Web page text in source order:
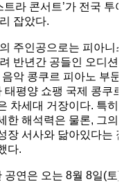
트라 콘서트’가 전국 투
잡았다.
주인공으로는 피아니
반년간 공들인 오디션
악 콩쿠르 피아노 부문
평양 쇼팽 국제 콩쿠르
차세대 거장이다. 특히
한 해석력은 물론, 그의
장 서사와 닮아있다는
다.
연은 오는 8월 8일(토)